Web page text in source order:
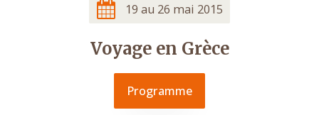
19 au 26 mai 2015
Voyage en Grèce
Programme